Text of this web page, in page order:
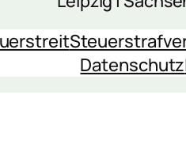
Datenschutz